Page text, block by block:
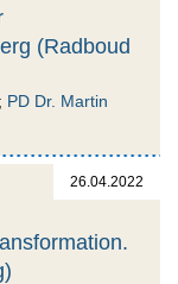
(Radboud
PD Dr. Martin
26.04.2022